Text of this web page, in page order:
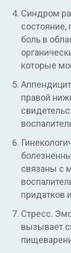
Синдром
состояние,
боль в
которые
правой
связаны с
придатков
Стресс.
вызывает